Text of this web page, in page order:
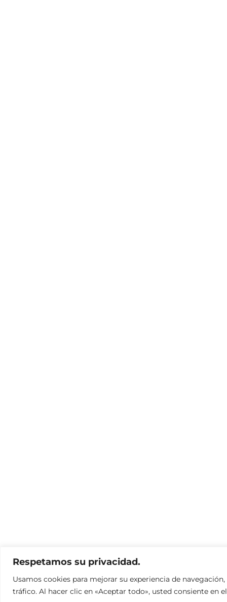
Respetamos su privacidad.
Usamos cookies para mejorar su experiencia de
tráfico. Al hacer clic en «Aceptar todo», usted consiente en